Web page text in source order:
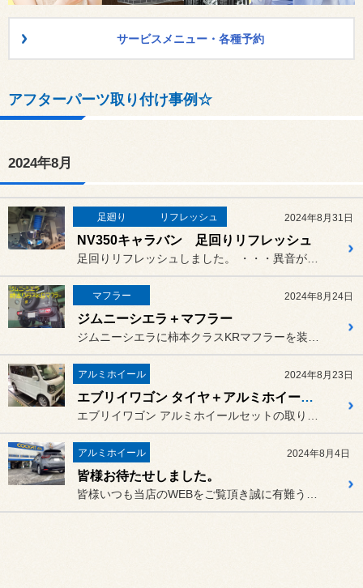
サービスメニュー・各種予約
アフターパーツ取り付け事例☆
2024年8月
足廻り リフレッシュ 2024年8月31日
NV350キャラバン 足回りリフレッシュ
マフラー 2024年8月24日
ジムニーシエラ＋マフラー
アルミホイール 2024年8月23日
エブリイワゴン タイヤ＋アルミホイール装着
アルミホイール 2024年8月4日
皆様お待たせしました。